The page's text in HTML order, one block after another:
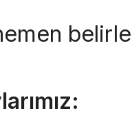
belirle